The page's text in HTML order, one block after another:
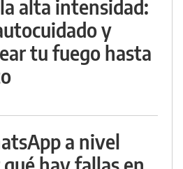
alta intensidad:
y
tu fuego hasta
a nivel